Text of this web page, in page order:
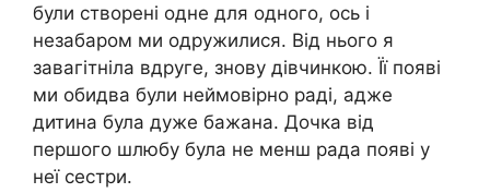
були створені одне для одного, ось і
незабаром ми одружилися. Від нього я
завагітніла вдруге, знову дівчинкою. Її появі
ми обидва були неймовірно раді, адже
дитина була дуже бажана. Дочка від
першого шлюбу була не менш рада появі у
неї сестри.